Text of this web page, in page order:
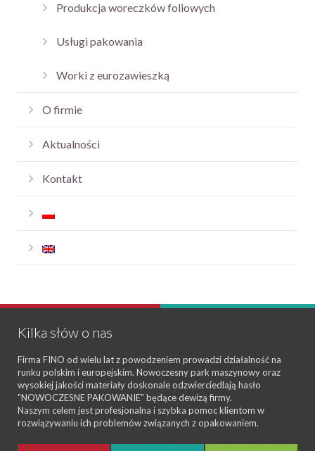
Produkcja woreczków foliowych
Usługi pakowania
Worki z eurozawieszką
O firmie
Aktualności
Kontakt
Kilka słów o nas
Firma FINO od wielu lat z powodzeniem prowadzi działalność na
runku polskim i europejskim. Nowoczesny park maszynowy oraz
wysokiej jakości materiały doskonale odzwierciedlają hasło
"NOWOCZESNE PAKOWANIE" będące dewizą firmy.
Naszym celem jest profesjonalna i szybka pomoc klientom w
rozwiązywaniu ich problemów związanych z opakowaniem.